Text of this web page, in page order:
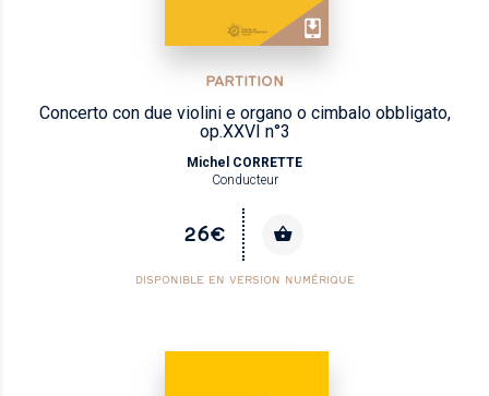
PARTITION
Concerto con due violini e organo o cimbalo obbligato,
op.XXVI n°3
Michel CORRETTE
Conducteur
26€
DISPONIBLE EN VERSION NUMÉRIQUE